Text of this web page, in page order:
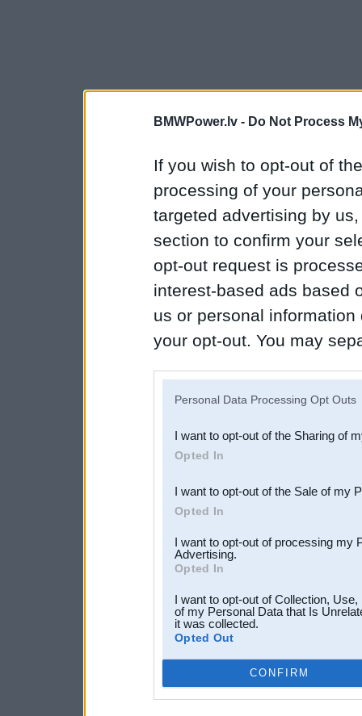
BMWPower.lv - Do Not Process
If you wish to opt-out of
processing of your
targeted advertising by
section to confirm your
opt-out request is
interest-based ads based
us or personal
your opt-out. You may
Downstream Participants
third parties.
Personal Data Processing Opt Outs
I want to opt-out of the Sharing of
Opted In
I want to opt-out of the Sale of my
Opted In
I want to opt-out of processing my
Advertising.
Opted In
I want to opt-out of Collection,
of my Personal Data that Is
it was collected.
Opted Out
CONFIRM